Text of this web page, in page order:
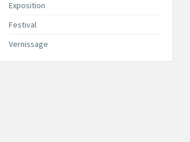
Exposition
Festival
Vernissage